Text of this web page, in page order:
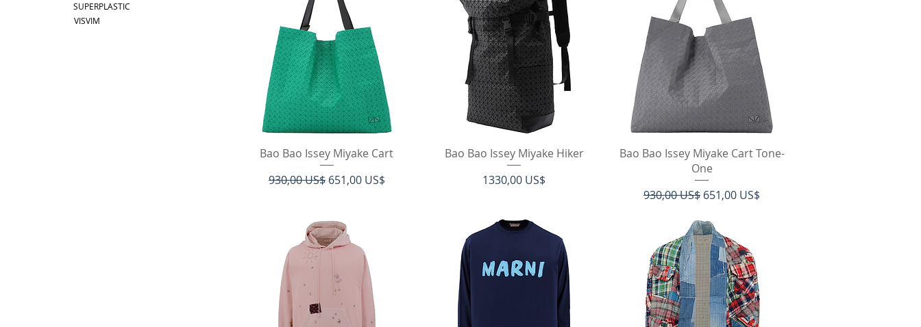
SUPERPLASTIC
VISVIM
Vista rápida
Bao Bao Issey Miyake Cart
Precio
930,00 US$ Precio de oferta
651,00 US$
Vista rápida
Bao Bao Issey Miyake Hiker
Precio
1330,00 US$
Vista rápida
Bao Bao Issey Miyake Cart Tone-
One
Precio
930,00 US$ Precio de oferta
651,00 US$